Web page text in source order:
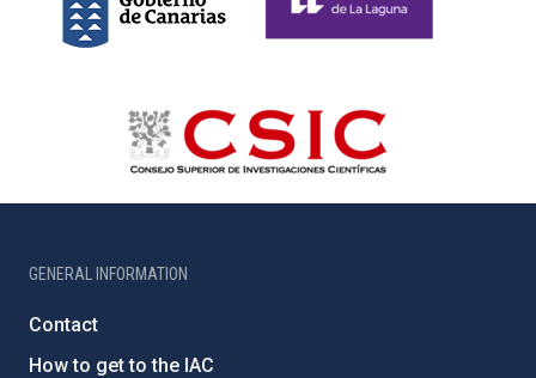
GENERAL INFORMATION
Contact
How to get to the IAC